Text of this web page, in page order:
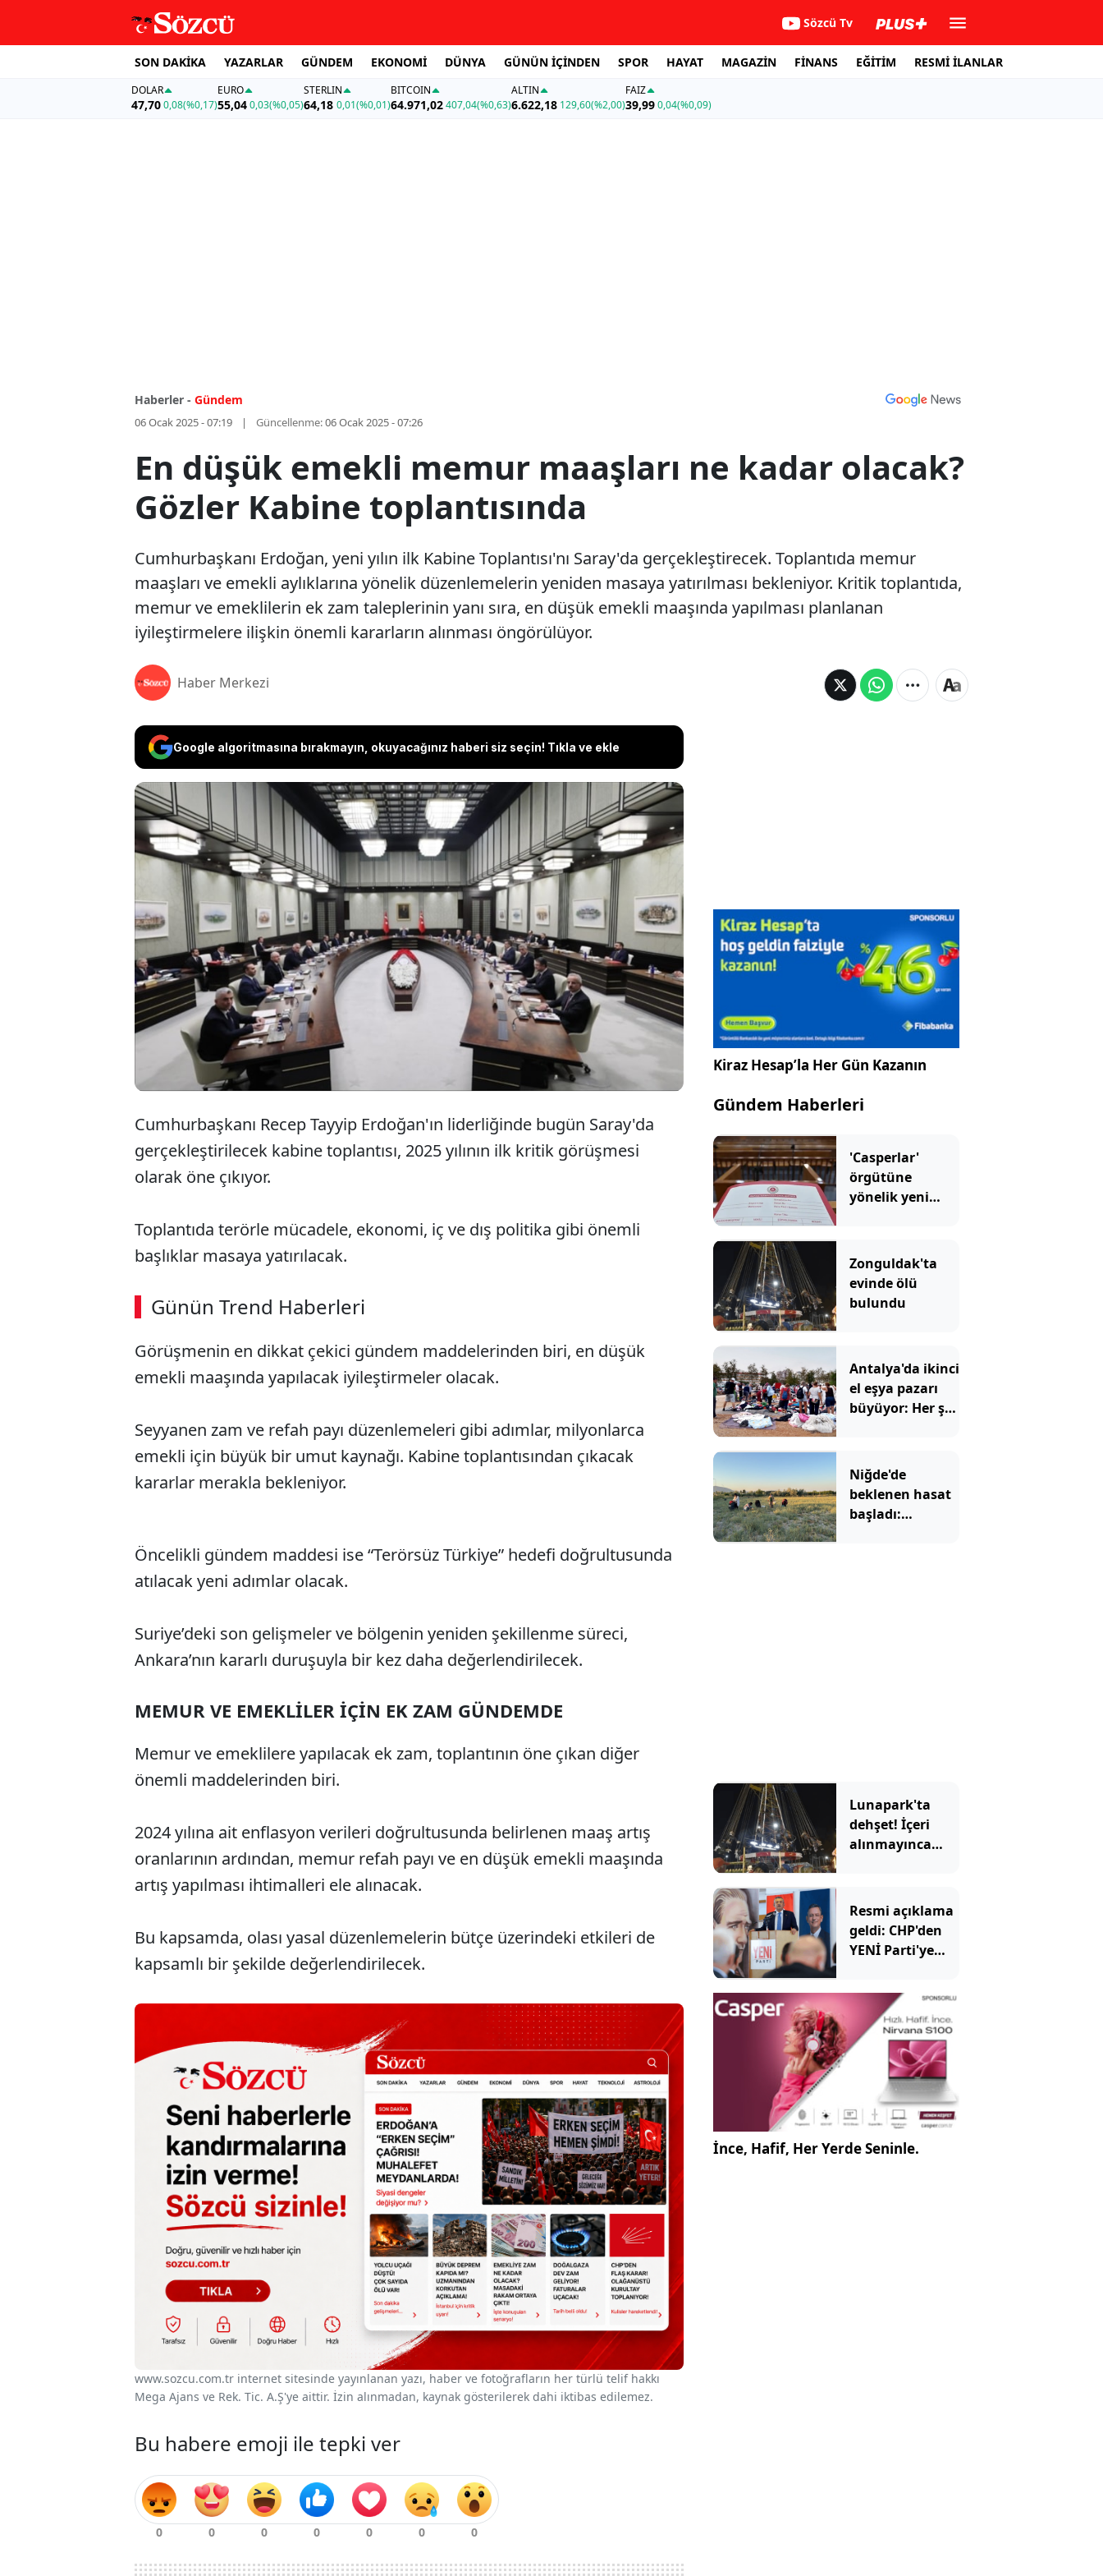
Sözcü Tv
SON DAKİKA YAZARLAR GÜNDEM EKONOMİ DÜNYA GÜNÜN İÇİNDEN SPOR HAYAT MAGAZİN FİNANS EĞİTİM RESMİ İLANLAR
DOLAR
47,700,08(%0,17)
EURO
55,04 0,03(%0,05)
STERLIN
64,18 0,01(%0,01)
BITCOIN
64.971,02407,04(%0,63)
ALTIN
6.622,18 129,60(%2,00)
FAİZ
39,990,04(%0,09)
Haberler - Gündem
06 Ocak 2025 - 07:19 Güncellenme:06 Ocak 2025 - 07:26
En düşük emekli memur maaşları ne kadar olacak?
Gözler Kabine toplantısında
Cumhurbaşkanı Erdoğan, yeni yılın ilk Kabine Toplantısı'nı Saray'da gerçekleştirecek. Toplantıda memur
maaşları ve emekli aylıklarına yönelik düzenlemelerin yeniden masaya yatırılması bekleniyor. Kritik toplantıda,
memur ve emeklilerin ek zam taleplerinin yanı sıra, en düşük emekli maaşında yapılması planlanan
iyileştirmelere ilişkin önemli kararların alınması öngörülüyor.
Haber Merkezi
Google algoritmasına bırakmayın, okuyacağınız haberi siz seçin! Tıkla ve ekle
Cumhurbaşkanı Erdoğan, yeni yılın ilk Kabine Toplantısı'nı Saray'da
gerçekleştirecek. Toplantıda memur maaşları ve emekli aylıklarına
yönelik düzenlemelerin yeniden masaya yatırılması bekleniyor. Kritik
toplantıda, memur ve emeklilerin ek zam taleplerinin yanı sıra, en
düşük emekli maaşında yapılması planlanan iyileştirmelere ilişkin
önemli kararların alınması öngörülüyor.
Cumhurbaşkanı Recep Tayyip Erdoğan'ın liderliğinde bugün Saray'da
gerçekleştirilecek kabine toplantısı, 2025 yılının ilk kritik görüşmesi
olarak öne çıkıyor.
Toplantıda terörle mücadele, ekonomi, iç ve dış politika gibi önemli
başlıklar masaya yatırılacak.
Günün Trend Haberleri
Görüşmenin en dikkat çekici gündem maddelerinden biri, en düşük
emekli maaşında yapılacak iyileştirmeler olacak.
Seyyanen zam ve refah payı düzenlemeleri gibi adımlar, milyonlarca
emekli için büyük bir umut kaynağı. Kabine toplantısından çıkacak
kararlar merakla bekleniyor.
Öncelikli gündem maddesi ise “Terörsüz Türkiye” hedefi doğrultusunda
atılacak yeni adımlar olacak.
Suriye’deki son gelişmeler ve bölgenin yeniden şekillenme süreci,
Ankara’nın kararlı duruşuyla bir kez daha değerlendirilecek.
MEMUR VE EMEKLİLER İÇİN EK ZAM GÜNDEMDE
Memur ve emeklilere yapılacak ek zam, toplantının öne çıkan diğer
önemli maddelerinden biri.
2024 yılına ait enflasyon verileri doğrultusunda belirlenen maaş artış
oranlarının ardından, memur refah payı ve en düşük emekli maaşında
artış yapılması ihtimalleri ele alınacak.
Bu kapsamda, olası yasal düzenlemelerin bütçe üzerindeki etkileri de
kapsamlı bir şekilde değerlendirilecek.
www.sozcu.com.tr internet sitesinde yayınlanan yazı, haber ve fotoğrafların her türlü telif hakkı
Mega Ajans ve Rek. Tic. A.Ş'ye aittir. İzin alınmadan, kaynak gösterilerek dahi iktibas edilemez.
Bu habere emoji ile tepki ver
Kiraz Hesap’la Her Gün Kazanın
Gündem Haberleri
'Casperlar'
örgütüne
yönelik yeni
Zonguldak'ta
evinde ölü
bulundu
Antalya'da ikinci
el eşya pazarı
büyüyor: Her şey
Niğde'de
beklenen hasat
başladı:
Lunapark'ta
dehşet! İçeri
alınmayınca
Resmi açıklama
geldi: CHP'den
YENİ Parti'ye
başkanı geçti?
İnce, Hafif, Her Yerde Seninle.